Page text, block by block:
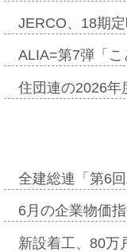
JERCO、18期
ALIA=第7弾「
住団連の2026
全建総連「第6
6月の企業物価
新設着工、80万